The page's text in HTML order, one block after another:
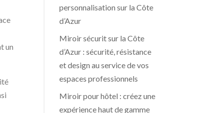
un
personnalisation sur la Côte
d’Azur
Miroir sécurit sur la Côte
d’Azur : sécurité, résistance
et design au service de vos
espaces professionnels
Miroir pour hôtel : créez une
expérience haut de gamme